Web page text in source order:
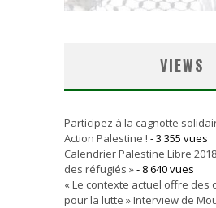
VIEWS
Participez à la cagnotte
Action Palestine ! - 3 355 vues
Calendrier Palestine Libre
des réfugiés »- 8 640 vues
« Le contexte actuel offre des
pour la lutte » Interview de